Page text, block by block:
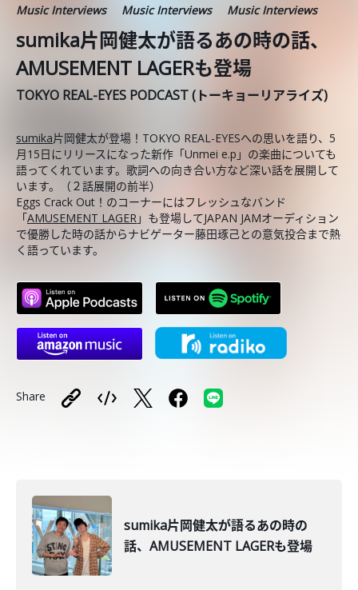
Music Interviews Music Interviews Music Interviews
sumika片岡健太が語るあの時の話、
AMUSEMENT LAGERも登場
TOKYO REAL-EYES PODCAST (トーキョーリアライズ)
sumika片岡健太が登場！TOKYO REAL-EYESへの思いを語り、5
月15日にリリースになった新作「Unmei e.p」の楽曲についても
語ってくれています。歌詞への向き合い方など深い話を展開して
います。（２話展開の前半）
Eggs Crack Out！のコーナーにはフレッシュなバンド
「AMUSEMENT LAGER」も登場してJAPAN JAMオーディション
で優勝した時の話からナビゲーター藤田琢己との意気投合まで熱
く語っています。
Share
sumika片岡健太が語るあの時の
話、AMUSEMENT LAGERも登場